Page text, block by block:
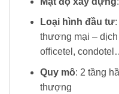
Loại hình đầu tư:
thương mại –
officetel,
Quy mô: 2 tầng
thượng